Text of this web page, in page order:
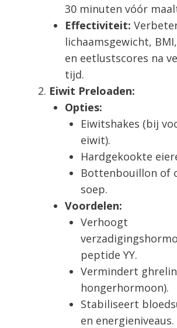
30 minuten vóór
Effectiviteit:
lichaamsgewicht,
en eetlustscores na
tijd.
Eiwit Preloaden:
Opties:
Eiwitshakes (bij
eiwit).
Hardgekookte
Bottenbouillon of
soep.
Voordelen:
Verhoogt
peptide YY.
Vermindert
hongerhormoon).
Stabiliseert
en energieniveaus.